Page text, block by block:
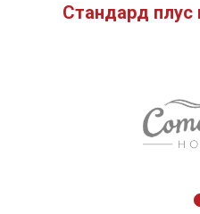
Стандард плус